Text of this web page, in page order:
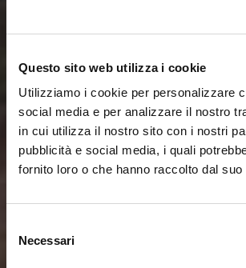
Questo sito web utilizza i cookie
Utilizziamo i cookie per personalizzare
social media e per analizzare il nostro
in cui utilizza il nostro sito con i nostri
pubblicità e social media, i quali
fornito loro o che hanno raccolto dal
delNecessari